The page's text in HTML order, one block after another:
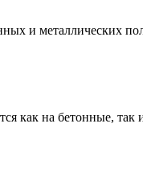
и металлических
на бетонные, так